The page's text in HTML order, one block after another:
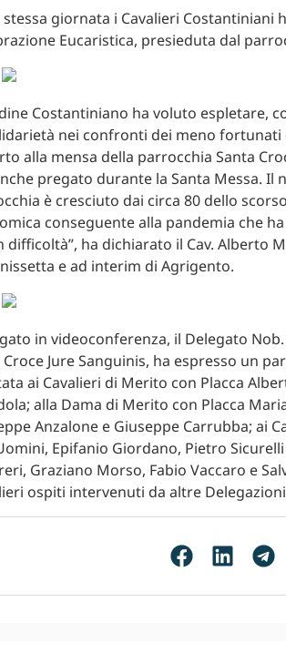
stessa giornata i Cavalieri Costantiniani
Eucaristica, presieduta dal
Costantiniano ha voluto espletare,
nei confronti dei meno
alla mensa della parrocchia Santa
pregato durante la Santa Messa. Il
è cresciuto dai circa 80 dello
conseguente alla pandemia che
difficoltà”, ha dichiarato il Cav. Alberto
e ad interim di Agrigento.
in videoconferenza, il Delegato
Croce Jure Sanguinis, ha espresso un
ai Cavalieri di Merito con Placca
alla Dama di Merito con Placca
Anzalone e Giuseppe Carrubba; ai
Epifanio Giordano, Pietro
Graziano Morso, Fabio Vaccaro e
ospiti intervenuti da altre